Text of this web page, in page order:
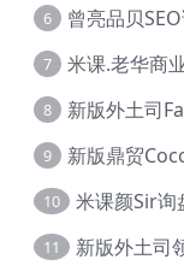
6
7
8
9
10 米课颜Sir询
11 新版外土司